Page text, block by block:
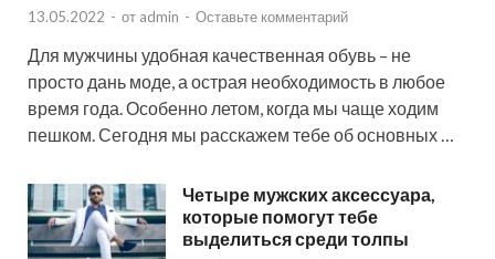
13.05.2022 - от admin - Оставьте комментарий
Для мужчины удобная качественная обувь – не
просто дань моде, а острая необходимость в любое
время года. Особенно летом, когда мы чаще ходим
пешком. Сегодня мы расскажем тебе об основных …
Четыре мужских аксессуара,
которые помогут тебе
выделиться среди толпы